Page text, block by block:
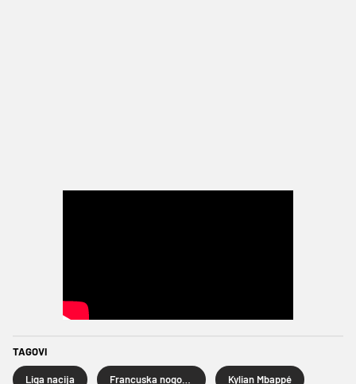
TAGOVI
Liga nacija Kylian Mbappé